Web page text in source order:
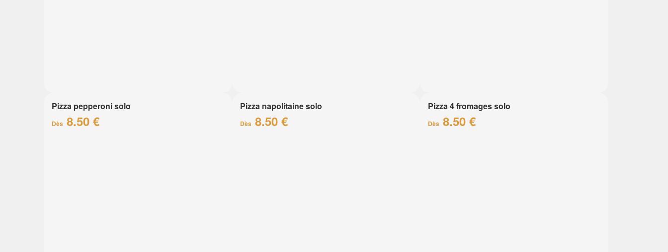
Pizza pepperoni solo
Dès 8.50 €
Pizza napolitaine solo
Dès 8.50 €
Pizza 4 fromages solo
Dès 8.50 €